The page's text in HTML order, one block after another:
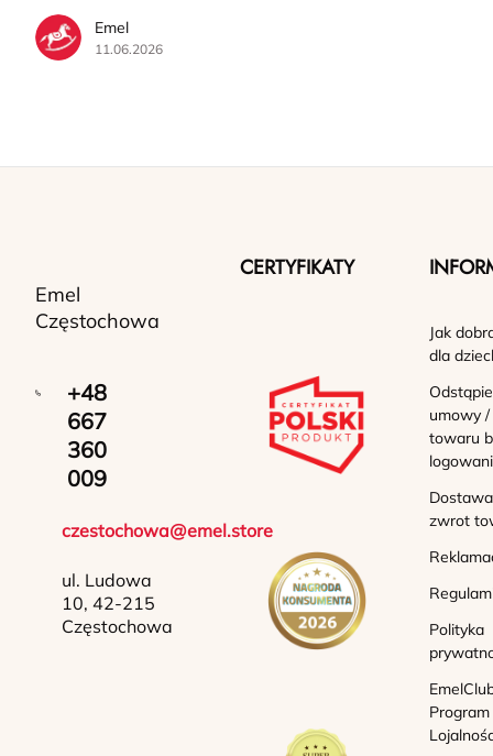
Emel
11.06.2026
Emel
Częstochowa
+48
667
360
009
czestochowa@emel.store
ul. Ludowa
10, 42-215
Częstochowa
CERTYFIKATY
Jak
dla
umowy
towaru
zwrot
Polityka
Program